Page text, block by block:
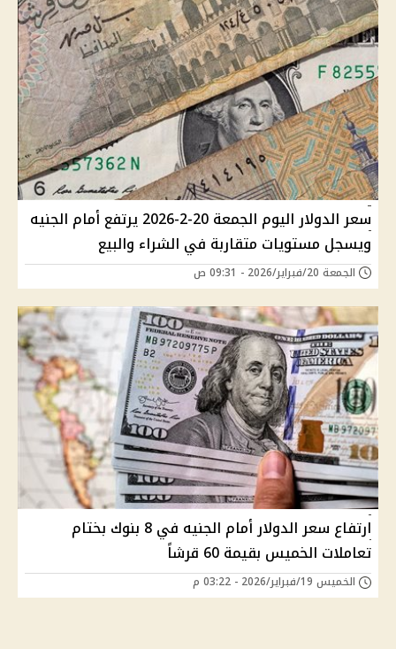
سعر الدولار اليوم الجمعة 20-2-2026 يرتفع أمام الجنيه
ويسجل مستويات متقاربة في الشراء والبيع
الجمعة 20/فبراير/2026 - 09:31 ص
ارتفاع سعر الدولار أمام الجنيه في 8 بنوك بختام
تعاملات الخميس بقيمة 60 قرشاً
الخميس 19/فبراير/2026 - 03:22 م